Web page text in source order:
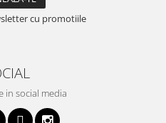
cu promotiile
in social media